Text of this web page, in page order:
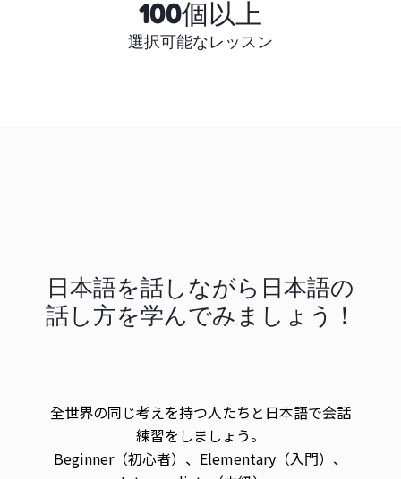
100個以上
選択可能なレッスン
日本語を話しながら日本語の
話し方を学んでみましょう！
全世界の同じ考えを持つ人たちと日本語で会話
練習をしましょう。
Beginner（初心者）、Elementary（入門）、